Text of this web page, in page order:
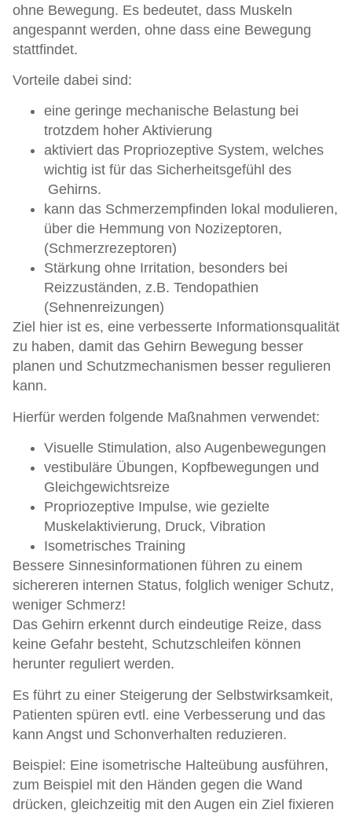
ohne Bewegung. Es bedeutet, dass Muskeln
angespannt werden, ohne dass eine Bewegung
stattfindet.
Vorteile dabei sind:
eine geringe mechanische Belastung bei
trotzdem hoher Aktivierung
aktiviert das Propriozeptive System, welches
wichtig ist für das Sicherheitsgefühl des
Gehirns.
kann das Schmerzempfinden lokal modulieren,
über die Hemmung von Nozizeptoren,
(Schmerzrezeptoren)
Stärkung ohne Irritation, besonders bei
Reizzuständen, z.B. Tendopathien
(Sehnenreizungen)
Ziel hier ist es, eine verbesserte Informationsqualität
zu haben, damit das Gehirn Bewegung besser
planen und Schutzmechanismen besser regulieren
kann.
Hierfür werden folgende Maßnahmen verwendet:
Visuelle Stimulation, also Augenbewegungen
vestibuläre Übungen, Kopfbewegungen und
Gleichgewichtsreize
Propriozeptive Impulse, wie gezielte
Muskelaktivierung, Druck, Vibration
Isometrisches Training
Bessere Sinnesinformationen führen zu einem
sichereren internen Status, folglich weniger Schutz,
weniger Schmerz!
Das Gehirn erkennt durch eindeutige Reize, dass
keine Gefahr besteht, Schutzschleifen können
herunter reguliert werden.
Es führt zu einer Steigerung der Selbstwirksamkeit,
Patienten spüren evtl. eine Verbesserung und das
kann Angst und Schonverhalten reduzieren.
Beispiel: Eine isometrische Halteübung ausführen,
zum Beispiel mit den Händen gegen die Wand
drücken, gleichzeitig mit den Augen ein Ziel fixieren